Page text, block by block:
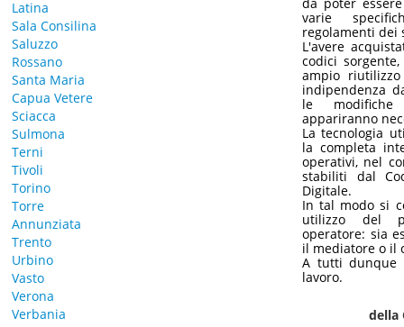
Latina
Sala Consilina
Saluzzo
Rossano
Santa Maria
Capua Vetere
Sciacca
Sulmona
Terni
Tivoli
Torino
Torre
Annunziata
Trento
Urbino
Vasto
Verona
Verbania
varie
regolamenti dei
L'avere
codici
ampio
indipendenza
le
appariranno
La tecnologia
la completa
operativi, nel
stabiliti dal
Digitale.
In tal modo si
utilizzo del
operatore: sia
il mediatore o il
A tutti dunque
lavoro.
della